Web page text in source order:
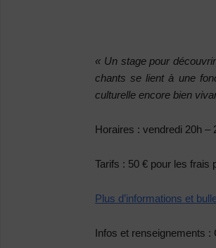
« Un stage pour
chants se lient à une
culturelle encore bien
Horaires : vendredi 20h –
Tarifs : 50 € pour les frais
Plus d’informations et
Infos et renseignements :